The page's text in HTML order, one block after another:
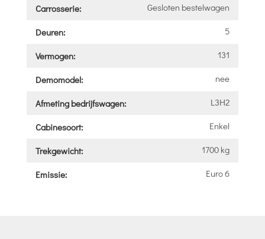
Carrosserie: Gesloten bestelwagen
Deuren: 5
Vermogen: 131
Demomodel: nee
Afmeting bedrijfswagen: L3H2
Cabinesoort: Enkel
Trekgewicht: 1700 kg
Emissie: Euro 6